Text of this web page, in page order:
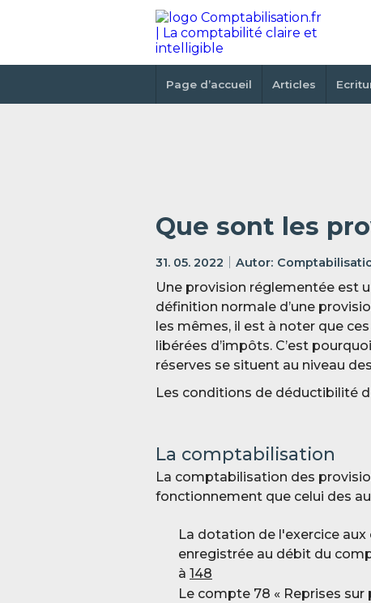
Page d’accueil Articles
Que sont les
31. 05. 2022
Une provision réglementée est
définition normale d’une
les mêmes, il est à noter que
libérées d’impôts. C’est
réserves se situent au niveau
Les conditions de déductibilité
La comptabilisation
La comptabilisation des
fonctionnement que celui des
La dotation de l'exercice
enregistrée au débit du
à 148
Le compte 78 « Reprises